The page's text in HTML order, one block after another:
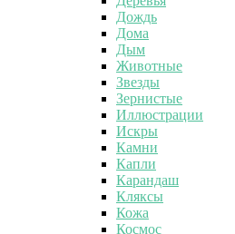
Дождь
Дома
Дым
Животные
Звезды
Зернистые
Иллюстрации
Искры
Камни
Капли
Карандаш
Кляксы
Кожа
Космос